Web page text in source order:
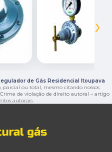
›
de Gás Residencial Itoupava
parcial ou total, mesmo citando nossos
de violação de direito autoral – artigo
autorais.